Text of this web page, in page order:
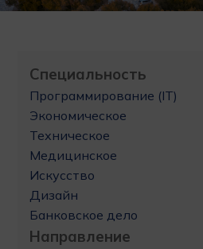
Специальность
Программирование (IT)
Экономическое
Техническое
Медицинское
Искусство
Дизайн
Банковское дело
Направление